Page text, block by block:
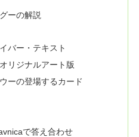
ーの解説
バー・テキスト
リジナルアート版
ーの登場するカード
で答え合わせ